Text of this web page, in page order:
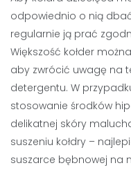
odpowiednio o nią
regularnie ją prać
Większość kołder
aby zwrócić uwagę na
detergentu. W
stosowanie środków
delikatnej skóry
suszeniu kołdry –
suszarce bębnowej na